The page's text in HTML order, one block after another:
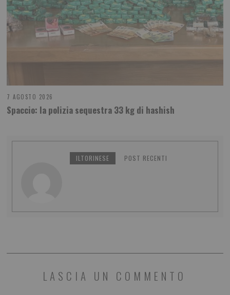
7 AGOSTO 2026
Spaccio: la polizia sequestra 33 kg di hashish
ILTORINESE POST RECENTI
LASCIA UN COMMENTO